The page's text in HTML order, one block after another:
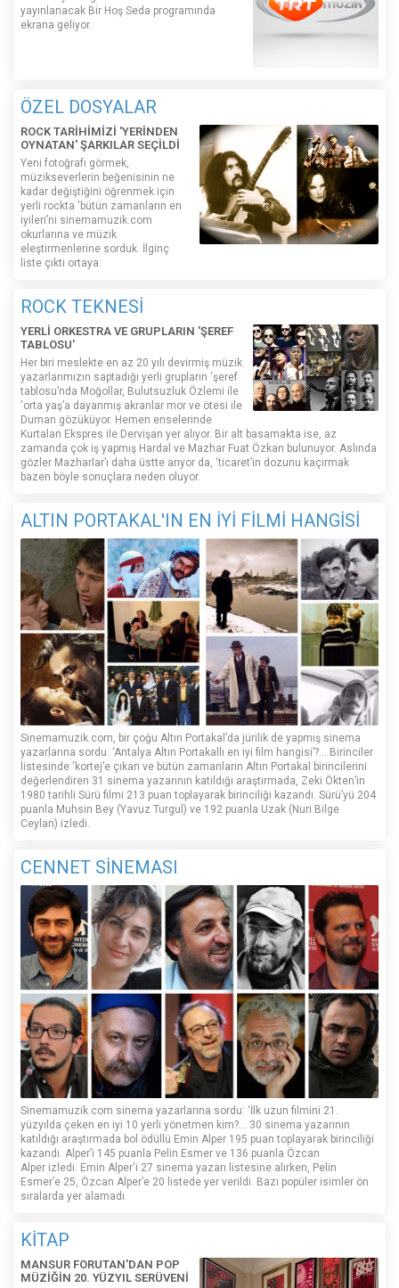
yayınlanacak Bir Hoş Seda programında
ekrana geliyor.
ÖZEL DOSYALAR
ROCK TARİHİMİZİ 'YERİNDEN
OYNATAN' ŞARKILAR SEÇİLDİ
Yeni fotoğrafı görmek,
müzikseverlerin beğenisinin ne
kadar değiştiğini öğrenmek için
yerli rockta ‘bütün zamanların en
iyileri’ni sinemamuzik.com
okurlarına ve müzik
eleştirmenlerine sorduk. İlginç
liste çıktı ortaya:
ROCK TEKNESİ
YERLİ ORKESTRA VE GRUPLARIN 'ŞEREF
TABLOSU'
Her biri meslekte en az 20 yılı devirmiş müzik
yazarlarımızın saptadığı yerli grupların ‘şeref
tablosu’nda Moğollar, Bulutsuzluk Özlemi ile
‘orta yaş’a dayanmış akranlar mor ve ötesi ile
Duman gözüküyor. Hemen enselerinde
Kurtalan Ekspres ile Dervişan yer alıyor. Bir alt basamakta ise, az
zamanda çok iş yapmış Hardal ve Mazhar Fuat Özkan bulunuyor. Aslında
gözler Mazharlar’ı daha üstte arıyor da, ‘ticaret’in dozunu kaçırmak
bazen böyle sonuçlara neden oluyor.
ALTIN PORTAKAL'IN EN İYİ FİLMİ HANGİSİ
Sinemamuzik.com, bir çoğu Altın Portakal’da jürilik de yapmış sinema
yazarlarına sordu: ‘Antalya Altın Portakallı en iyi film hangisi’?... Birinciler
listesinde ‘kortej’e çıkan ve bütün zamanların Altın Portakal birincilerini
değerlendiren 31 sinema yazarının katıldığı araştırmada, Zeki Ökten’in
1980 tarihli Sürü filmi 213 puan toplayarak birinciliği kazandı. Sürü’yü 204
puanla Muhsin Bey (Yavuz Turgul) ve 192 puanla Uzak (Nuri Bilge
Ceylan) izledi.
CENNET SİNEMASI
Sinemamuzik.com sinema yazarlarına sordu: ‘İlk uzun filmini 21.
yüzyılda çeken en iyi 10 yerli yönetmen kim?... 30 sinema yazarının
katıldığı araştırmada bol ödüllü Emin Alper 195 puan toplayarak birinciliği
kazandı. Alper’i 145 puanla Pelin Esmer ve 136 puanla Özcan
Alper izledi. Emin Alper'i 27 sinema yazarı listesine alırken, Pelin
Esmer’e 25, Özcan Alper’e 20 listede yer verildi. Bazı popüler isimler ön
sıralarda yer alamadı.
KİTAP
MANSUR FORUTAN'DAN POP
MÜZİĞİN 20. YÜZYIL SERÜVENİ